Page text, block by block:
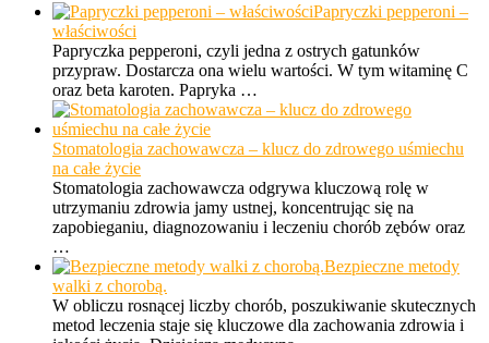
Papryczki pepperoni –
właściwości
Papryczka pepperoni, czyli jedna z ostrych gatunków
przypraw. Dostarcza ona wielu wartości. W tym witaminę C
oraz beta karoten. Papryka …
Stomatologia zachowawcza – klucz do zdrowego uśmiechu
na całe życie
Stomatologia zachowawcza odgrywa kluczową rolę w
utrzymaniu zdrowia jamy ustnej, koncentrując się na
zapobieganiu, diagnozowaniu i leczeniu chorób zębów oraz
…
Bezpieczne metody
walki z chorobą.
W obliczu rosnącej liczby chorób, poszukiwanie skutecznych
metod leczenia staje się kluczowe dla zachowania zdrowia i